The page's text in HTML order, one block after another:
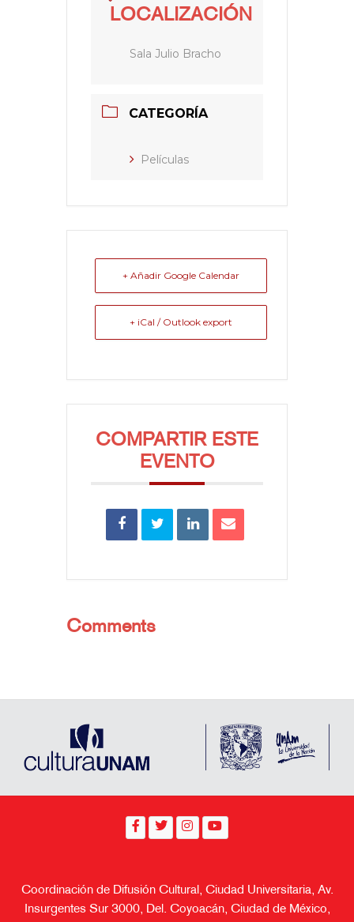
LOCALIZACIÓN
Sala Julio Bracho
CATEGORÍA
Películas
+ Añadir Google Calendar
+ iCal / Outlook export
COMPARTIR ESTE
EVENTO
Comments
Coordinación de Difusión Cultural, Ciudad Universitaria, Av.
Insurgentes Sur 3000, Del. Coyoacán, Ciudad de México,